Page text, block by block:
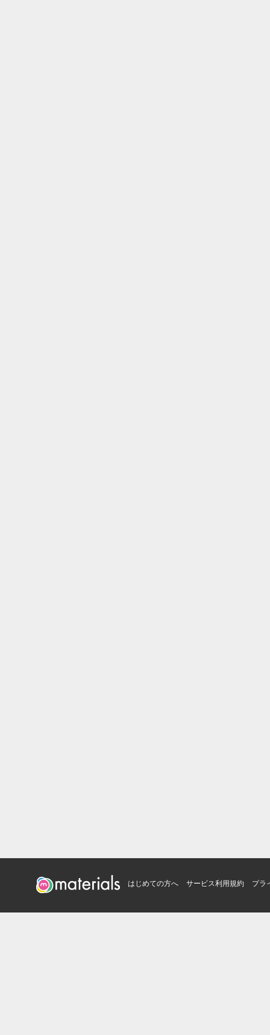
はじめての方へ サービス利用規約 プラ